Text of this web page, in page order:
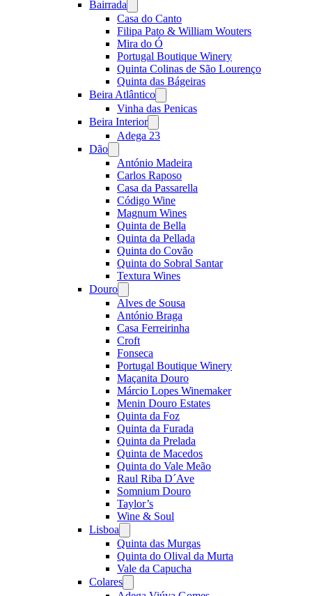
Bairrada
menu
Casa do Canto
Filipa Pato & William Wouters
Mira do Ó
Portugal Boutique Winery
Quinta Colinas de São Lourenço
Quinta das Bágeiras
Beira Atlântico
menu
Vinha das Penicas
Beira Interior
menu
Adega 23
Dão
menu
António Madeira
Carlos Raposo
Casa da Passarella
Código Wine
Magnum Wines
Quinta de Bella
Quinta da Pellada
Quinta do Covão
Quinta do Sobral Santar
Textura Wines
Douro
menu
Alves de Sousa
António Braga
Casa Ferreirinha
Croft
Fonseca
Portugal Boutique Winery
Maçanita Douro
Márcio Lopes Winemaker
Menin Douro Estates
Quinta da Foz
Quinta da Furada
Quinta da Prelada
Quinta de Macedos
Quinta do Vale Meão
Raul Riba D´Ave
Somnium Douro
Taylor’s
Wine & Soul
Lisboa
menu
Quinta das Murgas
Quinta do Olival da Murta
Vale da Capucha
Colares
menu